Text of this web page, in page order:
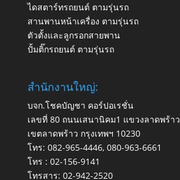
ไดสตาร์ทรถยนต์ ตามรุ่นรถ
สานพานหน้าเครื่อง ตามรุ่นรถ
ตัวตั้งและลูกรอกสายพาน
ปั้มติ๊กรถยนต์ ตามรุ่นรถ
สำนักงานใหญ่:
บจก.โชคบัญชา คอร์ปอเรชั่น
เลขที่ 80 ถนนเสนานิคม1 แขวงลาดพร้าว
เขตลาดพร้าว กรุงเทพฯ 10230
โทร: 082-965-4446, 080-963-6661
โทร : 02-156-9141
โทรสาร: 02-942-2520